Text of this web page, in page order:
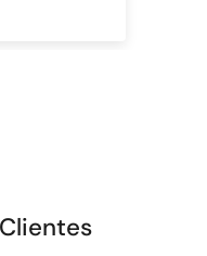
e essas
melhores